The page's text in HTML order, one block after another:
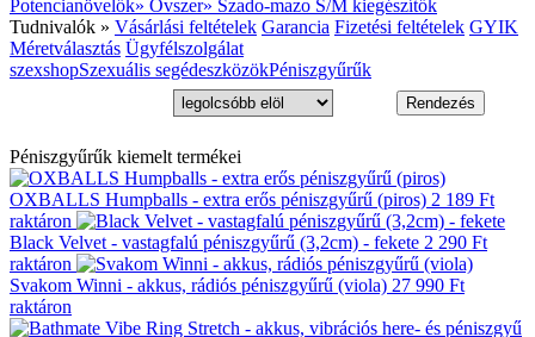
Potencianövelők» Óvszer» Szado-mazo S/M kiegészítők
Tudnivalók » Vásárlási feltételek Garancia Fizetési feltételek GYIK
Méretválasztás Ügyfélszolgálat
szexshopSzexuális segédeszközökPéniszgyűrűk
Péniszgyűrűk kiemelt termékei
OXBALLS Humpballs - extra erős péniszgyűrű (piros) 2 189 Ft
raktáron
Black Velvet - vastagfalú péniszgyűrű (3,2cm) - fekete 2 290 Ft
raktáron
Svakom Winni - akkus, rádiós péniszgyűrű (viola) 27 990 Ft
raktáron